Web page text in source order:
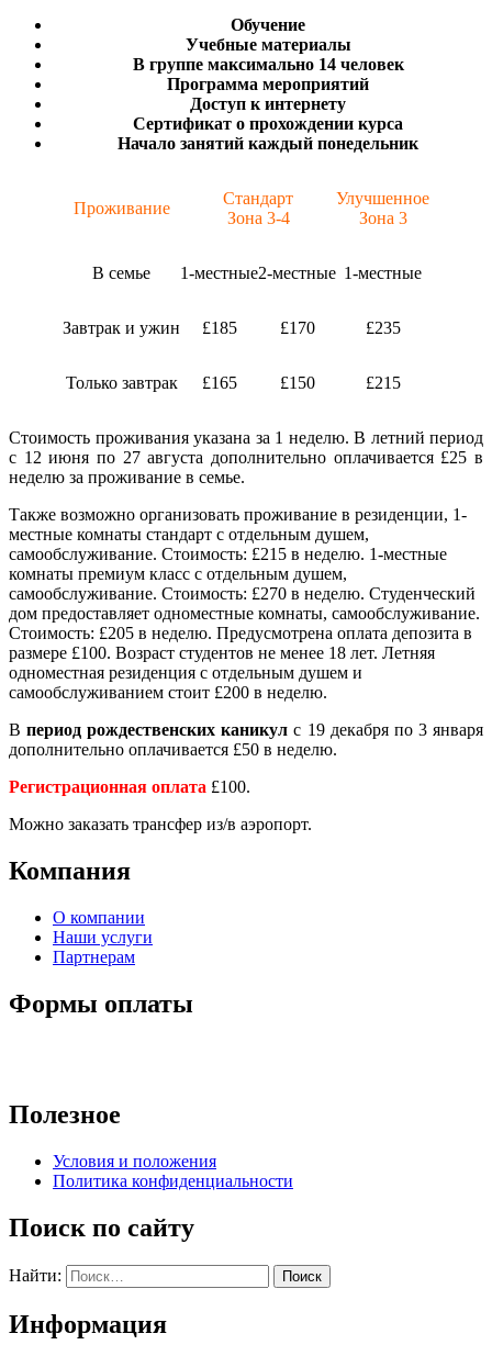
Обучение
Учебные материалы
В группе максимально 14 человек
Программа мероприятий
Доступ к интернету
Сертификат о прохождении курса
Начало занятий каждый понедельник
Проживание
Стандарт
Зона 3-4
Улучшенное
Зона 3
В семье 1-местные2-местные 1-местные
Завтрак и ужин £185 £170 £235
Только завтрак £165 £150 £215
Стоимость проживания указана за 1 неделю. В летний период
с 12 июня по 27 августа дополнительно оплачивается £25 в
неделю за проживание в семье.
Также возможно организовать проживание в резиденции, 1-
местные комнаты стандарт с отдельным душем,
самообслуживание. Стоимость: £215 в неделю. 1-местные
комнаты премиум класс с отдельным душем,
самообслуживание. Стоимость: £270 в неделю. Студенческий
дом предоставляет одноместные комнаты, самообслуживание.
Стоимость: £205 в неделю. Предусмотрена оплата депозита в
размере £100. Возраст студентов не менее 18 лет. Летняя
одноместная резиденция с отдельным душем и
самообслуживанием стоит £200 в неделю.
Впериод рождественских каникул с 19 декабря по 3 января
дополнительно оплачивается £50 в неделю.
Регистрационная оплата £100.
Можно заказать трансфер из/в аэропорт.
Компания
О компании
Наши услуги
Партнерам
Формы оплаты
Полезное
Условия и положения
Политика конфиденциальности
Поиск по сайту
Найти:
Информация